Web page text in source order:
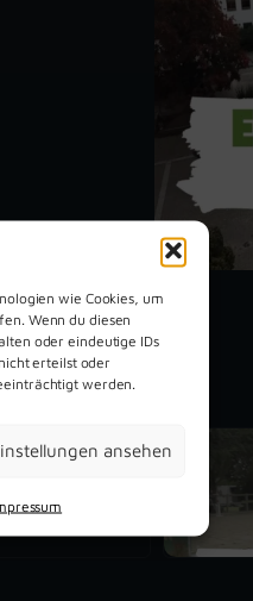
wie Cookies, um
Wenn du diesen
oder eindeutige IDs
erteilst oder
werden.
ansehen